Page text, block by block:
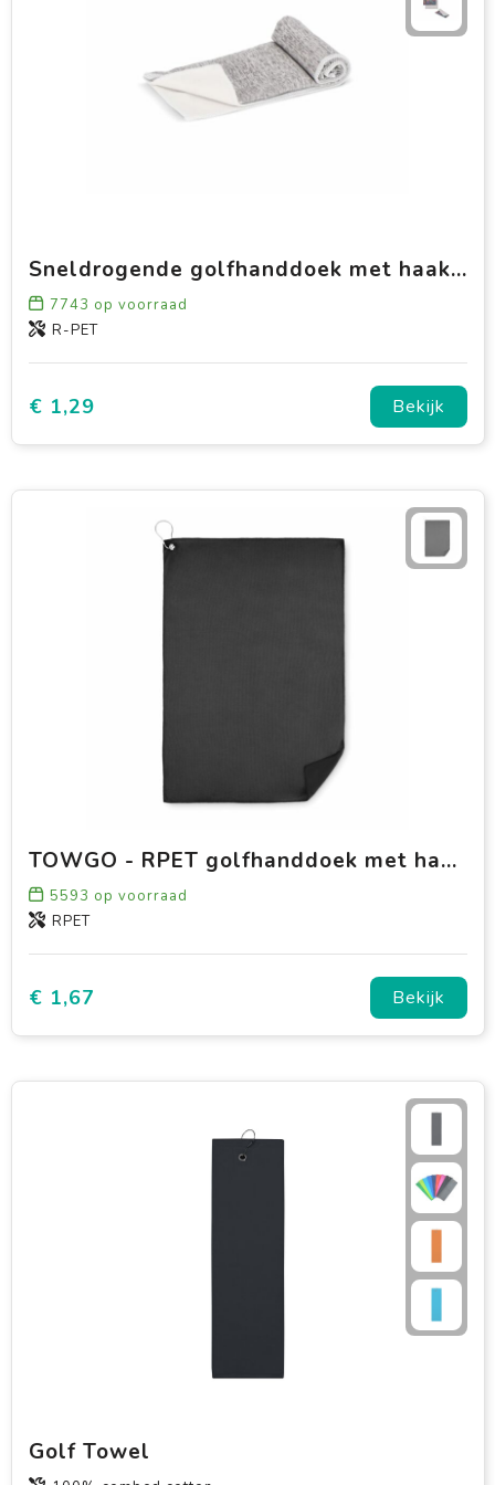
Sneldrogende golfhanddoek met haak R-PET 30 x 30 cm sublimatie
7743 op voorraad
R-PET
€ 1,29 Bekijk
TOWGO - RPET golfhanddoek met hanger
5593 op voorraad
RPET
€ 1,67 Bekijk
Golf Towel